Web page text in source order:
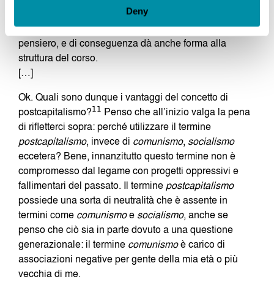
Deny
influenzato le mie riflessioni negli ultimi anni…
probabilmente il quesito che più ha influenzato il mio
pensiero, e di conseguenza dà anche forma alla
struttura del corso.
[…]
Ok. Quali sono dunque i vantaggi del concetto di
postcapitalismo?11 Penso che all’inizio valga la pena
di rifletterci sopra: perché utilizzare il termine
postcapitalismo, invece di comunismo, socialismo
eccetera? Bene, innanzitutto questo termine non è
compromesso dal legame con progetti oppressivi e
fallimentari del passato. Il termine postcapitalismo
possiede una sorta di neutralità che è assente in
termini come comunismoe socialismo, anche se
penso che ciò sia in parte dovuto a una questione
generazionale: il termine comunismoè carico di
associazioni negative per gente della mia età o più
vecchia di me.